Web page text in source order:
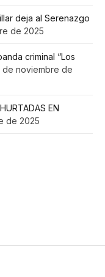
deja al Serenazgo
de 2025
criminal “Los
de noviembre de
EN
de 2025